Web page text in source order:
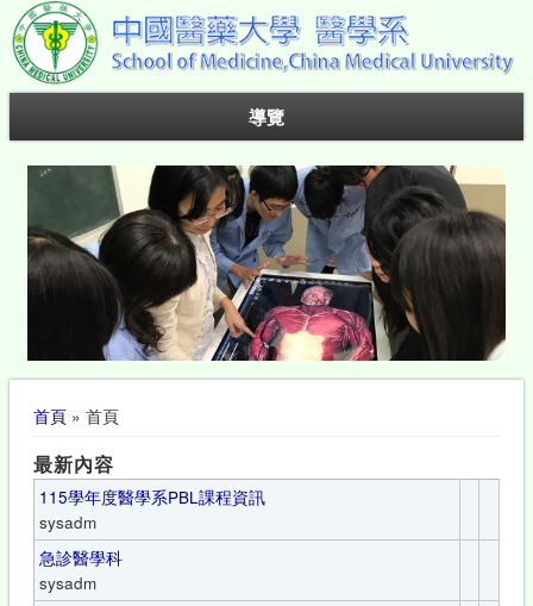
導覽
您在這裡
首頁» 首頁
最新內容
115學年度醫學系PBL課程資訊
sysadm
急診醫學科
sysadm